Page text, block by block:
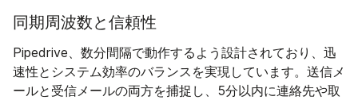
同期周波数と信頼性
Pipedrive、数分間隔で動作するよう設計されており、迅
速性とシステム効率のバランスを実現しています。送信メ
ールと受信メールの両方を捕捉し、5分以内に連絡先や取